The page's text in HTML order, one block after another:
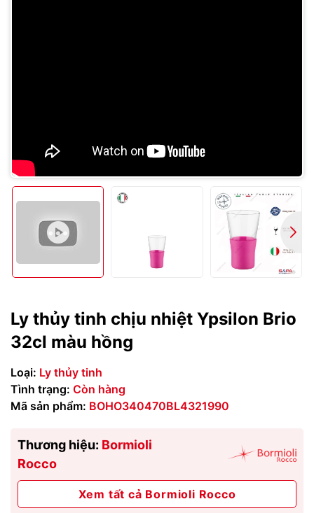
Ly thủy tinh chịu nhiệt Ypsilon Brio
32cl màu hồng
Loại: Ly thủy tinh
Tình trạng: Còn hàng
Mã sản phẩm: BOHO340470BL4321990
Thương hiệu: Bormioli
Rocco
Xem tất cả Bormioli Rocco